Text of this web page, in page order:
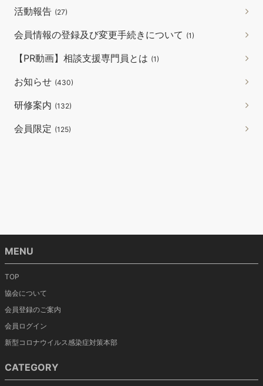
活動報告 (27)
会員情報の登録及び変更手続きについて (1)
【PR動画】相談支援専門員とは (1)
お知らせ (430)
研修案内 (132)
会員限定 (125)
MENU
TOP
協会について
会員登録のご案内
会員ログイン
新型コロナウイルス感染症対策本部
CATEGORY